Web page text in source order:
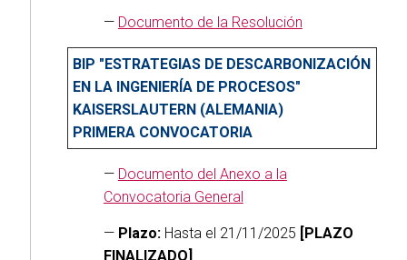
— Documento de la Resolución
BIP "ESTRATEGIAS DE DESCARBONIZACIÓN
EN LA INGENIERÍA DE PROCESOS"
KAISERSLAUTERN (ALEMANIA)
PRIMERA CONVOCATORIA
— Documento del Anexo a la
Convocatoria General
— Plazo:Hasta el 21/11/2025 [PLAZO
FINALIZADO]